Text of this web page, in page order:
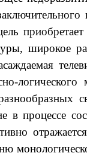
широкое
процессе